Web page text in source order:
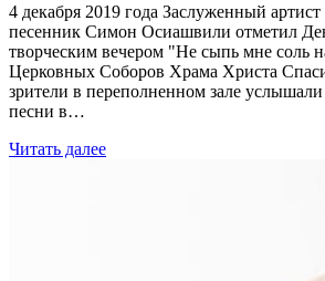
4 декабря 2019 года Заслуженный
песенник Симон Осиашвили отметил
творческим вечером "Не сыпь мне соль
Церковных Соборов Храма Христа
зрители в переполненном зале
песни в…
Читать далее